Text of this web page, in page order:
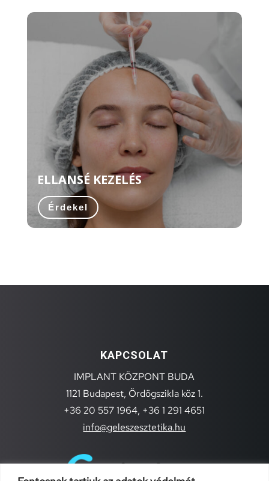
ELLANSÉ KEZELÉS
Érdekel
KAPCSOLAT
IMPLANT KÖZPONT BUDA
1121 Budapest, Ördögszikla köz 1.
+36 20 557 1964, +36 1 291 4651
info@geleszesztetika.hu